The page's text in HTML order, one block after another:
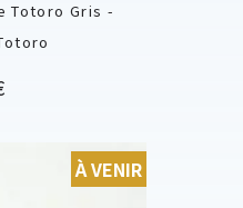
Totoro Gris -
À VENIR